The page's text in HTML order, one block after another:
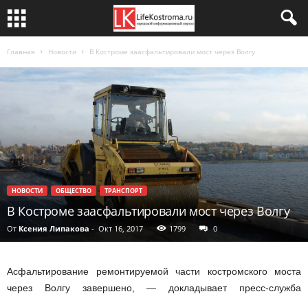
Главная Новости В Костроме заасфальтировали мост через Волгу
НОВОСТИ ОБЩЕСТВО ТРАНСПОРТ
В Костроме заасфальтировали мост через Волгу
От Ксения Липакова - Окт 16, 2017 1799 0
Асфальтирование ремонтируемой части костромского моста
через Волгу завершено, — докладывает пресс-служба